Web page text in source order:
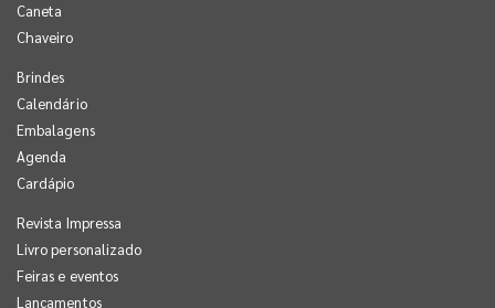
Caneta
Chaveiro
Brindes
Calendário
Embalagens
Agenda
Cardápio
Revista Impressa
Livro personalizado
Feiras e eventos
Lançamentos